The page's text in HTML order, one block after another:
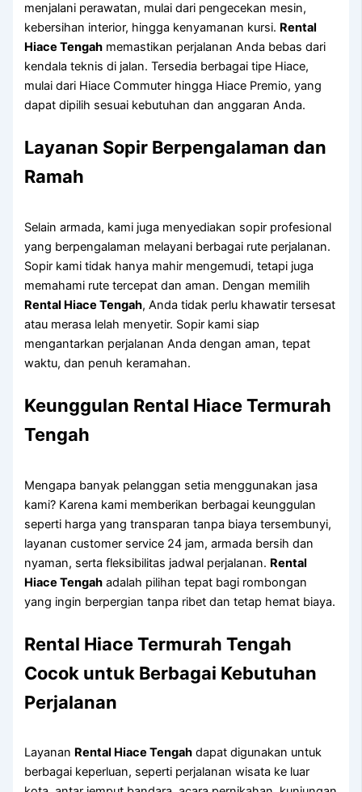
menjalani perawatan, mulai dari pengecekan mesin,
kebersihan interior, hingga kenyamanan kursi. Rental
Hiace Tengah memastikan perjalanan Anda bebas dari
kendala teknis di jalan. Tersedia berbagai tipe Hiace,
mulai dari Hiace Commuter hingga Hiace Premio, yang
dapat dipilih sesuai kebutuhan dan anggaran Anda.
Layanan Sopir Berpengalaman dan
Ramah
Selain armada, kami juga menyediakan sopir profesional
yang berpengalaman melayani berbagai rute perjalanan.
Sopir kami tidak hanya mahir mengemudi, tetapi juga
memahami rute tercepat dan aman. Dengan memilih
Rental Hiace Tengah, Anda tidak perlu khawatir tersesat
atau merasa lelah menyetir. Sopir kami siap
mengantarkan perjalanan Anda dengan aman, tepat
waktu, dan penuh keramahan.
Keunggulan Rental Hiace Termurah
Tengah
Mengapa banyak pelanggan setia menggunakan jasa
kami? Karena kami memberikan berbagai keunggulan
seperti harga yang transparan tanpa biaya tersembunyi,
layanan customer service 24 jam, armada bersih dan
nyaman, serta fleksibilitas jadwal perjalanan. Rental
Hiace Tengah adalah pilihan tepat bagi rombongan
yang ingin berpergian tanpa ribet dan tetap hemat biaya.
Rental Hiace Termurah Tengah
Cocok untuk Berbagai Kebutuhan
Perjalanan
Layanan Rental Hiace Tengah dapat digunakan untuk
berbagai keperluan, seperti perjalanan wisata ke luar